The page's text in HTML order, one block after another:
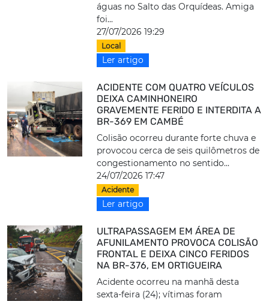
águas no Salto das Orquídeas. Amiga
foi...
27/07/2026 19:29
Local
Ler artigo
ACIDENTE COM QUATRO VEÍCULOS
DEIXA CAMINHONEIRO
GRAVEMENTE FERIDO E INTERDITA A
BR-369 EM CAMBÉ
Colisão ocorreu durante forte chuva e
provocou cerca de seis quilômetros de
congestionamento no sentido...
24/07/2026 17:47
Acidente
Ler artigo
ULTRAPASSAGEM EM ÁREA DE
AFUNILAMENTO PROVOCA COLISÃO
FRONTAL E DEIXA CINCO FERIDOS
NA BR-376, EM ORTIGUEIRA
Acidente ocorreu na manhã desta
sexta-feira (24); vítimas foram